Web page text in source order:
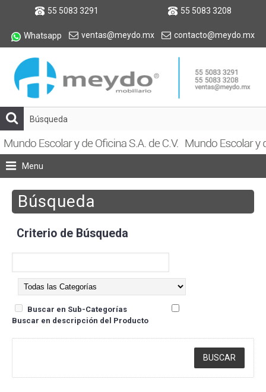
55 5083 3291 55 5083 3208
Whatsapp ventas@meydo.mx contacto@meydo.mx
Menu
Búsqueda
Criterio de Búsqueda
Buscar en Sub-Categorías
Buscar en descripción del Producto